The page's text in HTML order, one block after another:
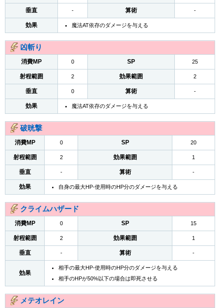
垂直 - 算術 -
効果 魔法AT依存のダメージを与える
凶斬り
消費MP 0 SP 25
射程範囲 2 効果範囲 2
垂直 0 算術 -
効果 魔法AT依存のダメージを与える
破晄撃
消費MP 0 SP 20
射程範囲 2 効果範囲 1
垂直 - 算術 -
効果 自身の最大HP-使用時のHP分のダメージを与える
クライムハザード
消費MP 0 SP 15
射程範囲 2 効果範囲 1
垂直 - 算術 -
効果
相手の最大HP-使用時のHP分のダメージを与える
相手のHPが50%以下の場合は即死させる
メテオレイン